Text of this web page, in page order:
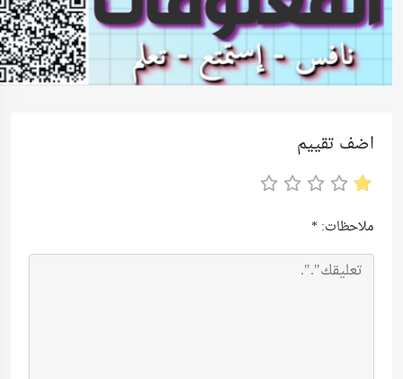
اضف تقييم
ملاحظات:*